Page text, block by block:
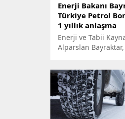
Enerji Bakanı
Türkiye Petrol
1 yıllık anlaşma
Enerji ve Tabii
Alparslan
ile Bakanlıkta bir
gerçekleştirdi.